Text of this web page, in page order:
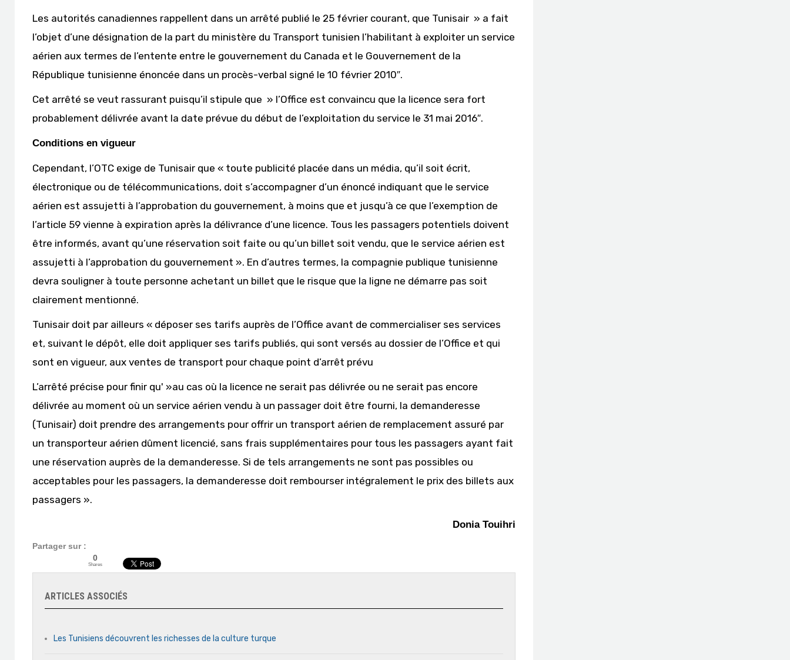
Les autorités canadiennes rappellent dans un arrêté publié le 25 février courant, que Tunisair » a fait
l’objet d’une désignation de la part du ministère du Transport tunisien l’habilitant à exploiter un service
aérien aux termes de l’entente entre le gouvernement du Canada et le Gouvernement de la
République tunisienne énoncée dans un procès-verbal signé le 10 février 2010″.
Cet arrêté se veut rassurant puisqu’il stipule que » l’Office est convaincu que la licence sera fort
probablement délivrée avant la date prévue du début de l’exploitation du service le 31 mai 2016″.
Conditions en vigueur
Cependant, l’OTC exige de Tunisair que « toute publicité placée dans un média, qu’il soit écrit,
électronique ou de télécommunications, doit s’accompagner d’un énoncé indiquant que le service
aérien est assujetti à l’approbation du gouvernement, à moins que et jusqu’à ce que l’exemption de
l’article 59 vienne à expiration après la délivrance d’une licence. Tous les passagers potentiels doivent
être informés, avant qu’une réservation soit faite ou qu’un billet soit vendu, que le service aérien est
assujetti à l’approbation du gouvernement ». En d’autres termes, la compagnie publique tunisienne
devra souligner à toute personne achetant un billet que le risque que la ligne ne démarre pas soit
clairement mentionné.
Tunisair doit par ailleurs « déposer ses tarifs auprès de l’Office avant de commercialiser ses services
et, suivant le dépôt, elle doit appliquer ses tarifs publiés, qui sont versés au dossier de l’Office et qui
sont en vigueur, aux ventes de transport pour chaque point d’arrêt prévu
L’arrêté précise pour finir qu' »au cas où la licence ne serait pas délivrée ou ne serait pas encore
délivrée au moment où un service aérien vendu à un passager doit être fourni, la demanderesse
(Tunisair) doit prendre des arrangements pour offrir un transport aérien de remplacement assuré par
un transporteur aérien dûment licencié, sans frais supplémentaires pour tous les passagers ayant fait
une réservation auprès de la demanderesse. Si de tels arrangements ne sont pas possibles ou
acceptables pour les passagers, la demanderesse doit rembourser intégralement le prix des billets aux
passagers ».
Donia Touihri
Partager sur :
0
Shares
ARTICLES ASSOCIÉS
Les Tunisiens découvrent les richesses de la culture turque